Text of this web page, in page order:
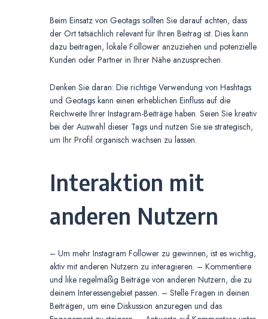
Beim Einsatz von Geotags sollten Sie darauf achten, dass
der Ort tatsächlich relevant für Ihren Beitrag ist. Dies kann
dazu beitragen, lokale Follower anzuziehen und potenzielle
Kunden oder Partner in Ihrer Nähe anzusprechen.
Denken Sie daran: Die richtige Verwendung von Hashtags
und Geotags kann einen erheblichen Einfluss auf die
Reichweite Ihrer Instagram-Beiträge haben. Seien Sie kreativ
bei der Auswahl dieser Tags und nutzen Sie sie strategisch,
um Ihr Profil organisch wachsen zu lassen.
Interaktion mit
anderen Nutzern
– Um mehr Instagram Follower zu gewinnen, ist es wichtig,
aktiv mit anderen Nutzern zu interagieren. – Kommentiere
und like regelmäßig Beiträge von anderen Nutzern, die zu
deinem Interessengebiet passen. – Stelle Fragen in deinen
Beiträgen, um eine Diskussion anzuregen und das